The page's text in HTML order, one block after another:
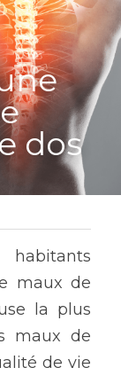
dos
maux de
la plus
maux de
de vie